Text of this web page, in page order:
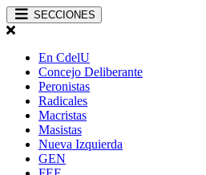
SECCIONES
En CdelU
Concejo Deliberante
Peronistas
Radicales
Macristas
Masistas
Nueva Izquierda
GEN